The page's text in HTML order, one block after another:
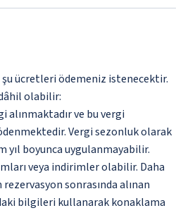
ücretleri ödemeniz istenecektir.
olabilir:
alınmaktadır ve bu vergi
Vergi sezonluk olarak
yıl boyunca uygulanmayabilir.
veya indirimler olabilir. Daha
sonrasında alınan
bilgileri kullanarak konaklama